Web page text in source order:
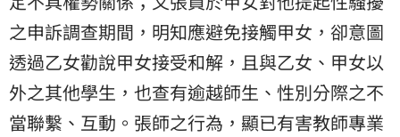
之申訴調查期間，明知應避免接觸甲女，卻意圖
透過乙女勸說甲女接受和解，且與乙女、甲女以
外之其他學生，也查有逾越師生、性別分際之不
當聯繫、互動。張師之行為，顯已有害教師專業